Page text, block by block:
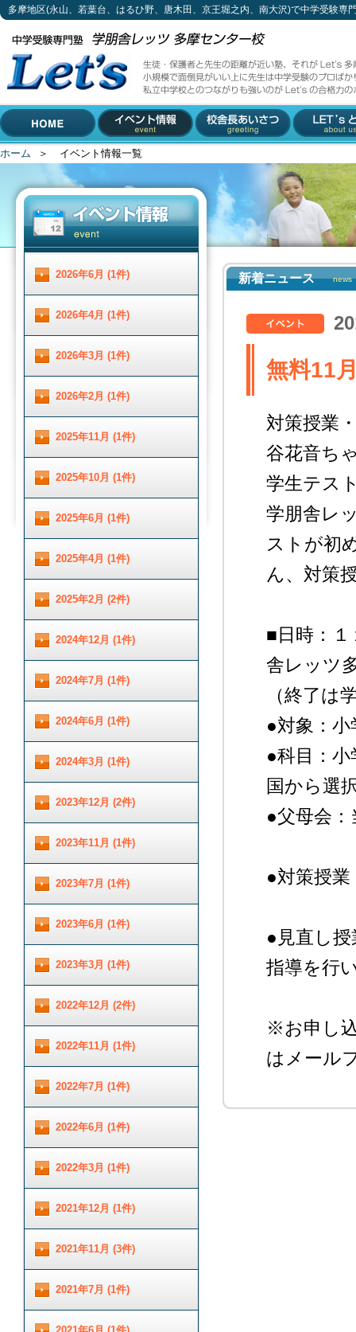
イベント情報一覧
多摩地区(永山、若葉台、はるひ野、唐木田、京王堀之内、南大沢)で中学受験専
私立中学校とのつながりも強いのがLet'sの合格力のポイントです。
多摩地区(永山、若葉台、は
るひ野、唐木田、京王堀之
内、南大沢)で中学受験専門
塾をお探しなら
042-310-3883 (受付時間 月～土 13 : 00 ～ 19 :00)
〒206-0033 東京都多摩市落合1-5-11 小林ビル2F
ホーム ＞ イベント情報一覧
新着ニュース news
無料11
対策授業
谷花音ち
学生テス
学朋舎レ
ストが初
ん、対策
■日時：
舎レッツ
（終了は
●対象：
●科目：
国から選
●父母会
●対策授
●見直し
指導を行
※お申し
はメール
2026年6月 (1件)
2026年4月 (1件)
2026年3月 (1件)
2026年2月 (1件)
2025年11月 (1件)
2025年10月 (1件)
2025年6月 (1件)
2025年4月 (1件)
2025年2月 (2件)
2024年12月 (1件)
2024年7月 (1件)
2024年6月 (1件)
2024年3月 (1件)
2023年12月 (2件)
2023年11月 (1件)
2023年7月 (1件)
2023年6月 (1件)
2023年3月 (1件)
2022年12月 (2件)
2022年11月 (1件)
2022年7月 (1件)
2022年6月 (1件)
2022年3月 (1件)
2021年12月 (1件)
2021年11月 (3件)
2021年7月 (1件)
HOME イベント情報